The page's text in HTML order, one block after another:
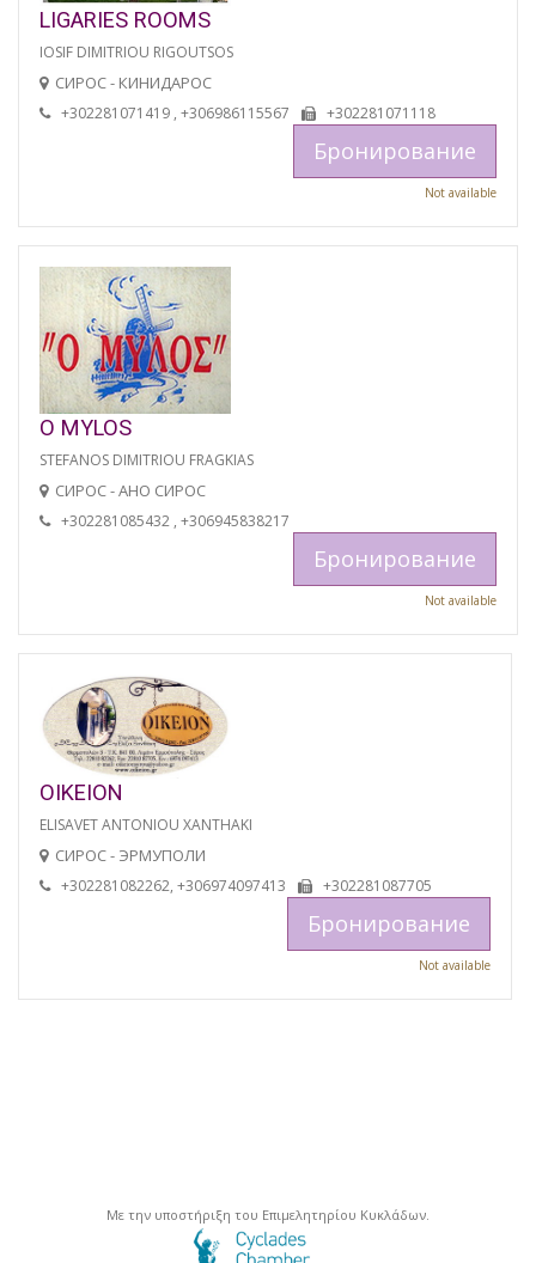
LIGARIES ROOMS
IOSIF DIMITRIOU RIGOUTSOS
СИРОС - КИНИДАРОС
+302281071419 , +306986115567 +302281071118
Бронирование
Not available
O MYLOS
STEFANOS DIMITRIOU FRAGKIAS
СИРОС - АНО СИРОС
+302281085432 , +306945838217
Бронирование
Not available
OIKEION
ELISAVET ANTONIOU XANTHAKI
СИРОС - ЭРМУПОЛИ
+302281082262, +306974097413 +302281087705
Бронирование
Not available
Με την υποστήριξη του Επιμελητηρίου Κυκλάδων.